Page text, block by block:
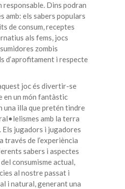
responsable. Dins podran
amb: els sabers populars
de consum, receptes
als fems, jocs
zombis
d’aprofitament i respecte
joc és divertir-se
en un món fantàstic
una illa que pretén tindre
amb la terra
Els jugadors i jugadores
través de l’experiència
sabers i aspectes
consumisme actual,
al nostre passat i
i natural, generant una